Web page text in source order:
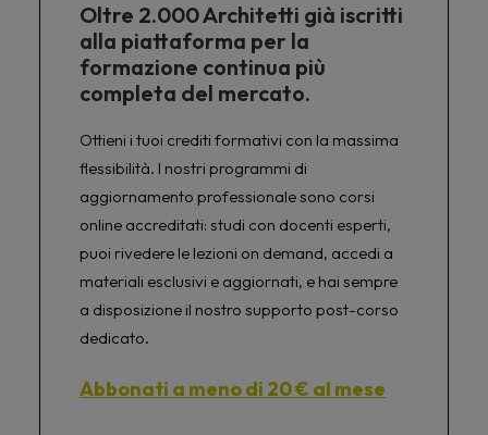
Oltre 2.000 Architetti già iscritti
alla piattaforma per la
formazione continua più
completa del mercato.
Ottieni i tuoi crediti formativi con la massima
flessibilità. I nostri programmi di
aggiornamento professionale sono corsi
online accreditati: studi con docenti esperti,
puoi rivedere le lezioni on demand, accedi a
materiali esclusivi e aggiornati, e hai sempre
a disposizione il nostro supporto post-corso
dedicato.
Abbonati a meno di 20 € al mese